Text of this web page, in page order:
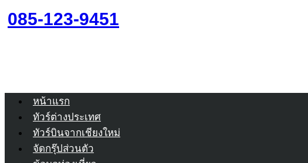
085-123-9451
หน้าแรก
ทัวร์ต่างประเทศ
ทัวร์บินจากเชียงใหม่
จัดกรุ๊ปส่วนตัว